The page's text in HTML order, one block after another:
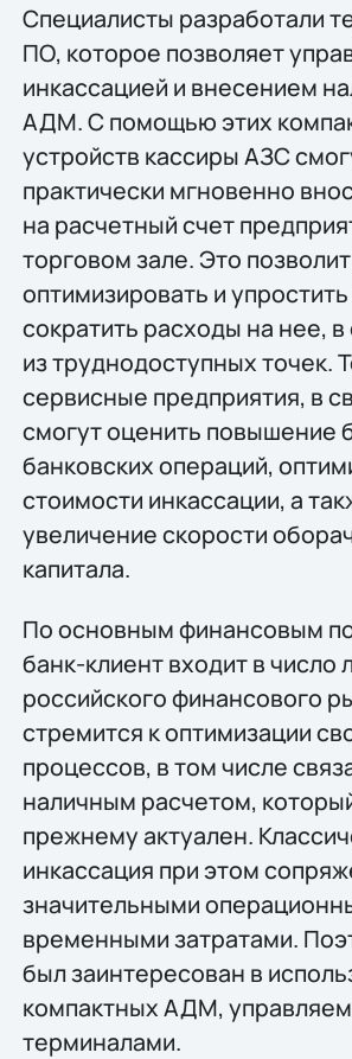
Специалисты разработали
ПО, которое позволяет
инкассацией и внесением
АДМ. С помощью этих
устройств кассиры АЗС
практически мгновенно
на расчетный счет
торговом зале. Это
оптимизировать и
сократить расходы на нее,
из труднодоступных точек.
сервисные предприятия, в
смогут оценить повышение
банковских операций,
стоимости инкассации, а
увеличение скорости
капитала.
По основным финансовым
банк-клиент входит в число
российского финансового
стремится к оптимизации
процессов, в том числе
наличным расчетом,
прежнему актуален.
инкассация при этом
значительными
временными затратами.
был заинтересован в
компактных АДМ,
терминалами.